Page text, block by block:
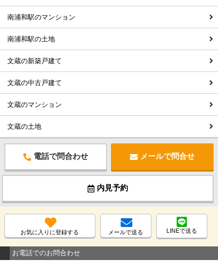
南浦和駅のマンション
南浦和駅の土地
文蔵の新築戸建て
文蔵の中古戸建て
文蔵のマンション
文蔵の土地
電話で問合わせ メールで問合せ
内見予約
お気に入りに登録する メールで送る LINEで送る
お電話でのお問合わせ